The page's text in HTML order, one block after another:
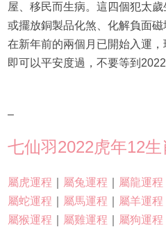
屋、移民而生病。這四個犯太
或擺放銅製品化煞、化解負面
在新年前的兩個月已開始入運
即可以平安度過，不要等到2022
–
七仙羽2022虎年12生
屬虎運程 屬兔運程
屬龍運程
屬蛇運程
屬馬運程
屬羊運程
屬猴運程
屬雞運程
屬狗運程